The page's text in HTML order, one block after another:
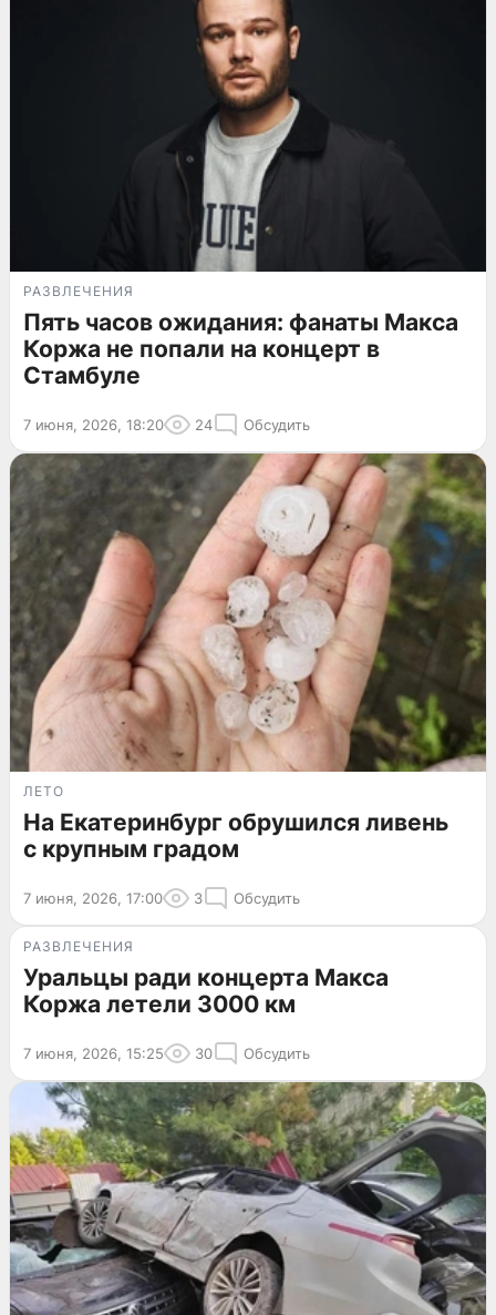
РАЗВЛЕЧЕНИЯ
Пять часов ожидания: фанаты Макса
Коржа не попали на концерт в
Стамбуле
7 июня, 2026, 18:20 24 Обсудить
ЛЕТО
На Екатеринбург обрушился ливень
с крупным градом
7 июня, 2026, 17:00 3 Обсудить
РАЗВЛЕЧЕНИЯ
Уральцы ради концерта Макса
Коржа летели 3000 км
7 июня, 2026, 15:25 30 Обсудить